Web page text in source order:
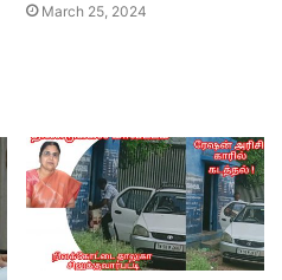
March 25, 2024